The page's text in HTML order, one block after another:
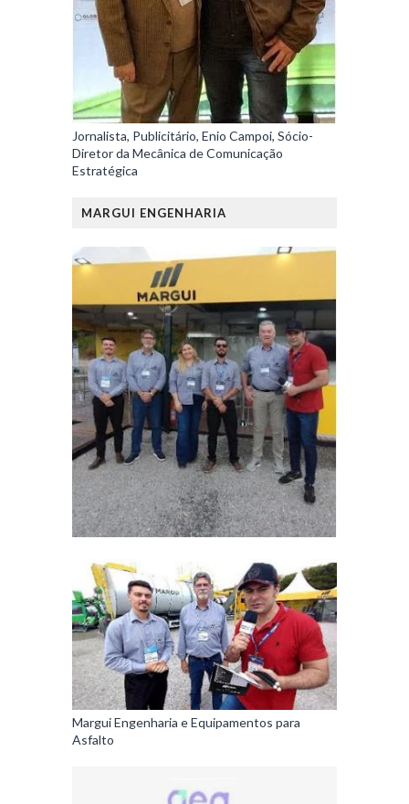
Jornalista, Publicitário, Enio Campoi, Sócio-
Diretor da Mecânica de Comunicação
Estratégica
MARGUI ENGENHARIA
Margui Engenharia e Equipamentos para
Asfalto